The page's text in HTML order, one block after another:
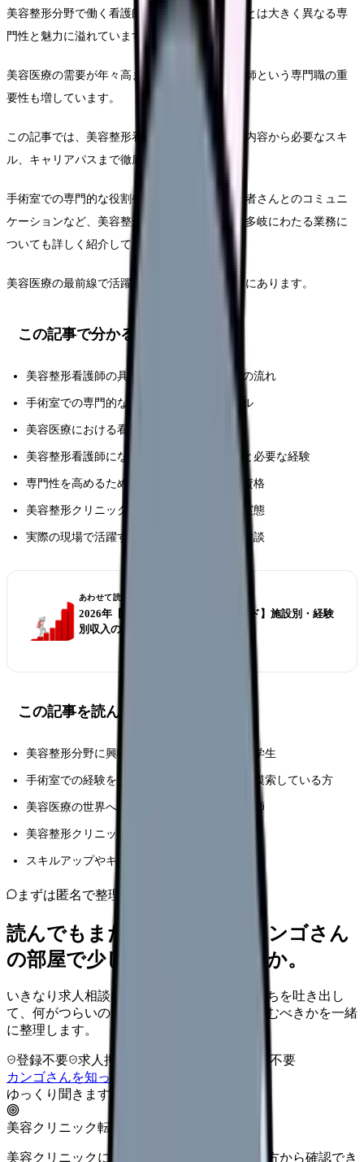
美容整形分野で働く看護師の世界は、一般病棟とは大きく異なる専
門性と魅力に溢れています。
美容医療の需要が年々高まる中、美容整形看護師という専門職の重
要性も増しています。
この記事では、美容整形看護師の具体的な業務内容から必要なスキ
ル、キャリアパスまで徹底的に解説します。
手術室での専門的な役割や術前術後のケア、患者さんとのコミュニ
ケーションなど、美容整形看護師に求められる多岐にわたる業務に
ついても詳しく紹介していきます。
美容医療の最前線で活躍するための道筋がここにあります。
この記事で分かること
美容整形看護師の具体的な業務内容と一日の流れ
手術室での専門的な役割と求められるスキル
美容医療における看護師の重要性と専門性
美容整形看護師になるためのキャリアパスと必要な経験
専門性を高めるためのスキルアップ方法と資格
美容整形クリニックでの給与体系と待遇の実態
実際の現場で活躍する看護師のリアルな体験談
あわせて読みたい
2026年【美容看護師の給料完全ガイド】施設別・経験
別収入の実態に迫る
この記事を読んでほしい人
美容整形分野に興味を持つ看護師さんや看護学生
手術室での経験を活かして新たなキャリアを模索している方
美容医療の世界への転職を検討している看護師
美容整形クリニックで働いている方
スキルアップやキャリア構築を目指している方
まずは匿名で整理
読んでもまだ苦しいなら、カンゴさん
の部屋で少し話してみませんか。
いきなり求人相談には進みません。今の気持ちを吐き出し
て、何がつらいのか、辞めるべきか、少し休むべきかを一緒
に整理します。
登録不要 求人押し売りなし
病院名は入力不要
カンゴさんを知ってから相談する
ゆっくり聞きます
美容クリニック転職
美容クリニックに向いているか、条件と働き方から確認でき